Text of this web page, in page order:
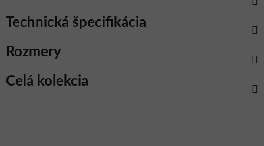
Celá kolekcia
Rozmery
Technická špecifikácia